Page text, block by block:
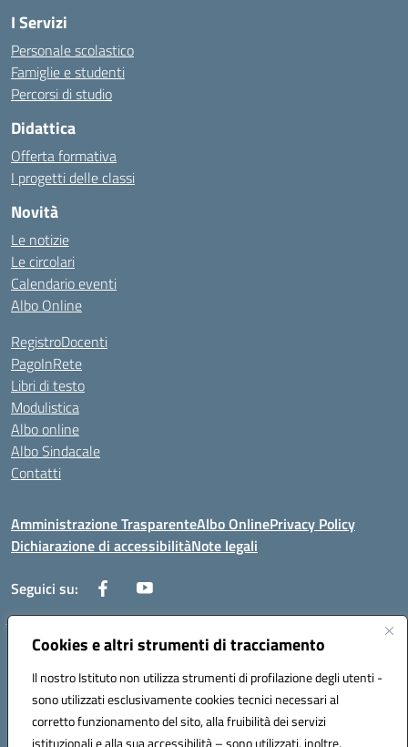
Cookies e altri strumenti di tracciamento
Il nostro Istituto non utilizza strumenti di profilazione degli utenti -
sono utilizzati esclusivamente cookies tecnici necessari al
corretto funzionamento del sito, alla fruibilità dei servizi
istituzionali e alla sua accessibilità – sono utilizzati, inoltre,
I Servizi
Personale scolastico
Famiglie e studenti
Percorsi di studio
Didattica
Offerta formativa
I progetti delle classi
Novità
Le notizie
Le circolari
Calendario eventi
Albo Online
RegistroDocenti
PagoInRete
Libri di testo
Modulistica
Albo online
Albo Sindacale
Contatti
Amministrazione TrasparenteAlbo OnlinePrivacy Policy
Dichiarazione di accessibilitàNote legali
Seguici su:
Via Negroni - 87100 Cosenza
Telefono e Fax: 098433104
Mail: csic898008@istruzione.it - PEC: csic898008@pec.istruzione.it
Codice univoco ufficio: UFUEI1
Codice meccanografico: CSIC898008